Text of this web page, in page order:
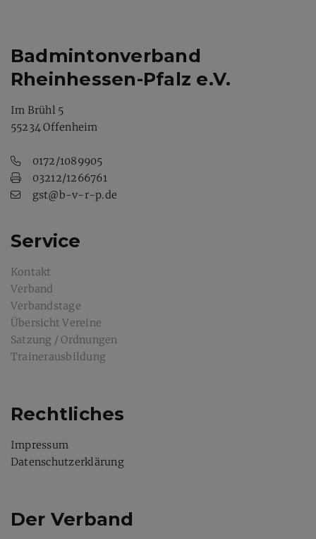
Badmintonverband
Rheinhessen-Pfalz e.V.
Im Brühl 5
55234 Offenheim
0172/1089905
03212/1266761
gst@b-v-r-p.de
Service
Kontakt
Verband
Verbandstage
Übersicht Vereine
Satzung / Ordnungen
Trainerausbildung
Rechtliches
Impressum
Datenschutzerklärung
Der Verband